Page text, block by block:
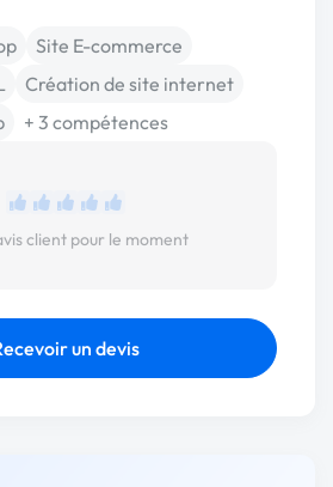
Site E-commerce
Création de site internet
+ 3 compétences
client pour le moment
un devis